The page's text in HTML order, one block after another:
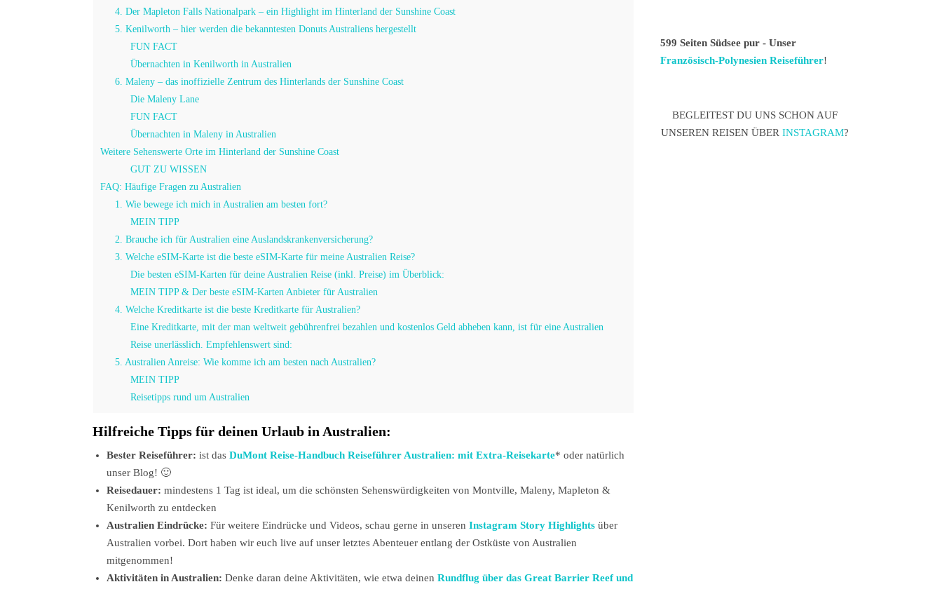
4. Der Mapleton Falls Nationalpark – ein Highlight im Hinterland der Sunshine Coast
5. Kenilworth – hier werden die bekanntesten Donuts Australiens hergestellt
FUN FACT
Übernachten in Kenilworth in Australien
6. Maleny – das inoffizielle Zentrum des Hinterlands der Sunshine Coast
Die Maleny Lane
FUN FACT
Übernachten in Maleny in Australien
Weitere Sehenswerte Orte im Hinterland der Sunshine Coast
GUT ZU WISSEN
FAQ: Häufige Fragen zu Australien
1. Wie bewege ich mich in Australien am besten fort?
MEIN TIPP
2. Brauche ich für Australien eine Auslandskrankenversicherung?
3. Welche eSIM-Karte ist die beste eSIM-Karte für meine Australien Reise?
Die besten eSIM-Karten für deine Australien Reise (inkl. Preise) im Überblick:
MEIN TIPP & Der beste eSIM-Karten Anbieter für Australien
4. Welche Kreditkarte ist die beste Kreditkarte für Australien?
Eine Kreditkarte, mit der man weltweit gebührenfrei bezahlen und kostenlos Geld abheben kann, ist für eine Australien
Reise unerlässlich. Empfehlenswert sind:
5. Australien Anreise: Wie komme ich am besten nach Australien?
MEIN TIPP
Reisetipps rund um Australien
Hilfreiche Tipps für deinen Urlaub in Australien:
Bester Reiseführer: ist das DuMont Reise-Handbuch Reiseführer Australien: mit Extra-Reisekarte* oder natürlich
unser Blog! 🙂
Reisedauer: mindestens 1 Tag ist ideal, um die schönsten Sehenswürdigkeiten von Montville, Maleny, Mapleton &
Kenilworth zu entdecken
Australien Eindrücke: Für weitere Eindrücke und Videos, schau gerne in unseren Instagram Story Highlights über
Australien vorbei. Dort haben wir euch live auf unser letztes Abenteuer entlang der Ostküste von Australien
mitgenommen!
Aktivitäten in Australien: Denke daran deine Aktivitäten, wie etwa deinen Rundflug über das Great Barrier Reef und
599 Seiten Südsee pur - Unser
Französisch-Polynesien Reiseführer!
BEGLEITEST DU UNS SCHON AUF
UNSEREN REISEN ÜBER INSTAGRAM?